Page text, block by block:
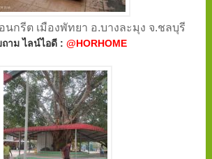
กรีต เมืองพัทยา อ.บางละมุง จ.ชลบุรี
ถาม ไลน์ไอดี :@HORHOME